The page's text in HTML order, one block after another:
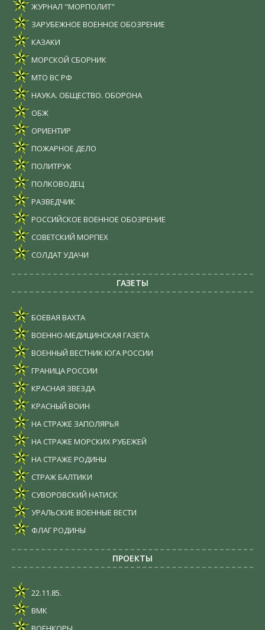
ЖУРНАЛ "МОРПОЛИТ"
ЗАРУБЕЖНОЕ ВОЕННОЕ ОБОЗРЕНИЕ
КАЗАКИ
МОРСКОЙ СБОРНИК
МТО ВС РФ
НАУКА. ОБЩЕСТВО. ОБОРОНА
ОБЖ
ОРИЕНТИР
ПОЖАРНОЕ ДЕЛО
ПОЛИТРУК
ПОЛКОВОДЕЦ
РАЗВЕДЧИК
РОССИЙСКОЕ ВОЕННОЕ ОБОЗРЕНИЕ
СОВЕТСКИЙ МОРПЕХ
СОЛДАТ УДАЧИ
ГАЗЕТЫ
БОЕВАЯ ВАХТА
ВОЕННО-МЕДИЦИНСКАЯ ГАЗЕТА
ВОЕННЫЙ ВЕСТНИК ЮГА РОССИИ
ГРАНИЦА РОССИИ
КРАСНАЯ ЗВЕЗДА
КРАСНЫЙ ВОИН
НА СТРАЖЕ ЗАПОЛЯРЬЯ
НА СТРАЖЕ МОРСКИХ РУБЕЖЕЙ
НА СТРАЖЕ РОДИНЫ
СТРАЖ БАЛТИКИ
СУВОРОВСКИЙ НАТИСК
УРАЛЬСКИЕ ВОЕННЫЕ ВЕСТИ
ФЛАГ РОДИНЫ
ПРОЕКТЫ
22.11.85.
ВМК